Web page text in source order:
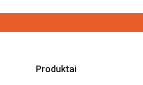
Produktai